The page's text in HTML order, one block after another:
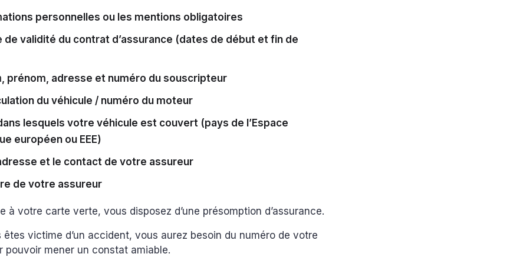
personnelles ou les mentions obligatoires
de validité du contrat d’assurance (dates de début et fin de
prénom, adresse et numéro du souscripteur
du véhicule / numéro du moteur
lesquels votre véhicule est couvert (pays de l’Espace
européen ou EEE)
et le contact de votre assureur
de votre assureur
à votre carte verte, vous disposez d’une présomption d’assurance.
êtes victime d’un accident, vous aurez besoin du numéro de votre
pouvoir mener un constat amiable.